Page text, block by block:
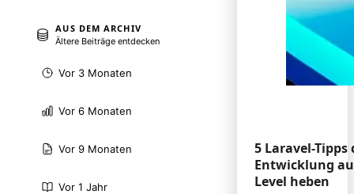
AUS DEM ARCHIV
Ältere Beiträge entdecken
Vor 3 Monaten
Vor 6 Monaten
Vor 9 Monaten
Vor 1 Jahr
5 Laravel-Tipps
Entwicklung
Level heben